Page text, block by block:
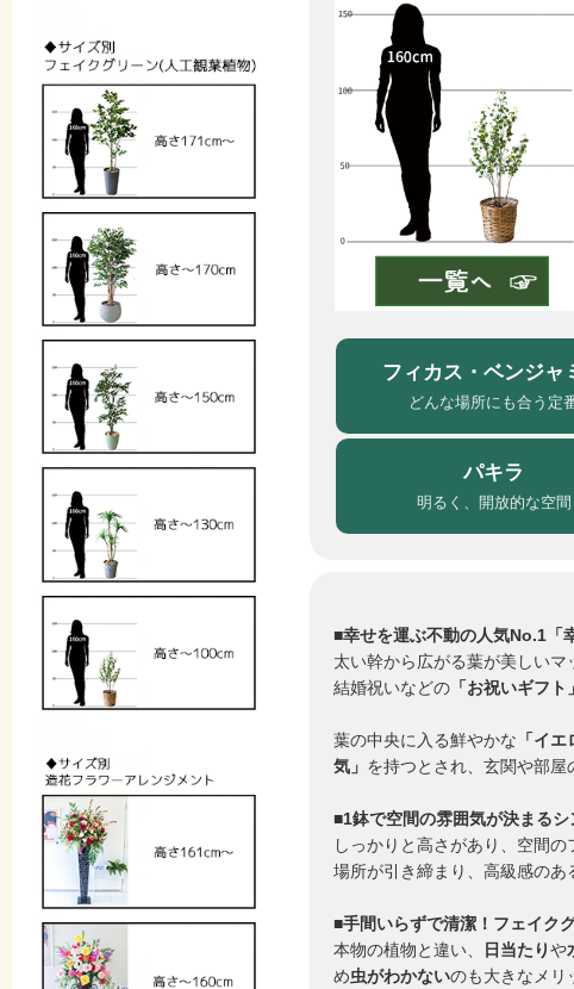
フィカス・ベンジャ
どんな場所にも合う定
パキラ
明るく、開放的な空間
■幸せを運ぶ不動の人気No.1「
太い幹から広がる葉が美しい
結婚祝いなどの 「お祝いギフト」
葉の中央に入る鮮やかな 「イ
気」 を持つとされ、玄関や部屋
■1鉢で空間の雰囲気が決まる
しっかりと高さがあり、空間
場所が引き締まり、高級感のあ
■手間いらずで清潔！フェイク
本物の植物と違い、
日当たりや
め虫がわかないのも大きなメリ